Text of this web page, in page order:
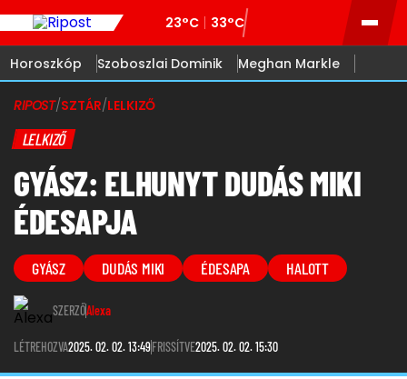
23°C 33°C
Horoszkóp Szoboszlai Dominik Meghan Markle
RIPOST/SZTÁR/LELKIZŐ
LELKIZŐ
GYÁSZ: ELHUNYT DUDÁS MIKI
ÉDESAPJA
GYÁSZ DUDÁS MIKI ÉDESAPA HALOTT
SZERZŐAlexa
LÉTREHOZVA2025. 02. 02. 13:49FRISSÍTVE2025. 02. 02. 15:30